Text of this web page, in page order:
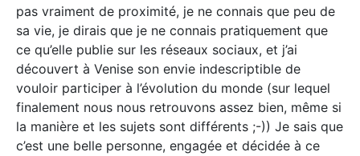
pas vraiment de proximité, je ne connais que peu de
sa vie, je dirais que je ne connais pratiquement que
ce qu’elle publie sur les réseaux sociaux, et j’ai
découvert à Venise son envie indescriptible de
vouloir participer à l’évolution du monde (sur lequel
finalement nous nous retrouvons assez bien, même si
la manière et les sujets sont différents ;-)) Je sais que
c’est une belle personne, engagée et décidée à ce